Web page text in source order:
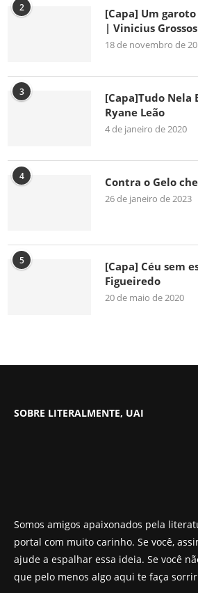
2
[Capa] Um
| Vinicius Grossos
18 de novembro de
3
[Capa]Tudo Nela
Ryane Leão
4 de janeiro de 2020
4 Contra o Gelo
26 de janeiro de 2023
5
[Capa] Céu sem
Figueiredo
20 de maio de 2020
SOBRE LITERALMENTE, UAI
Somos amigos apaixonados pela
portal com muito carinho. Se você,
ajude a espalhar essa ideia. Se você
que pelo menos algo aqui te faça